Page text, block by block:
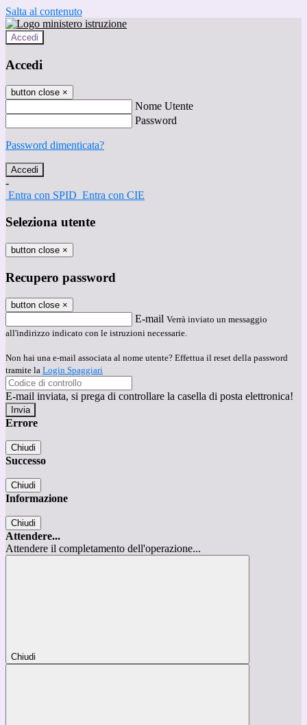
Salta al contenuto
Accedi
Accedi
button close ×
Nome Utente
Password
Password dimenticata?
-
Entra con SPID Entra con CIE
Seleziona utente
button close ×
Recupero password
button close ×
E-mail Verrà inviato un messaggio
all'indirizzo indicato con le istruzioni necessarie.
Non hai una e-mail associata al nome utente? Effettua il reset della password
tramite la Login Spaggiari
E-mail inviata, si prega di controllare la casella di posta elettronica!
Errore
Chiudi
Successo
Chiudi
Informazione
Chiudi
Attendere...
Attendere il completamento dell'operazione...
Chiudi